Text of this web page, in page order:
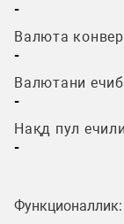
-
Валюта
-
Валютани
-
Нақд пул
-
Функционаллик: